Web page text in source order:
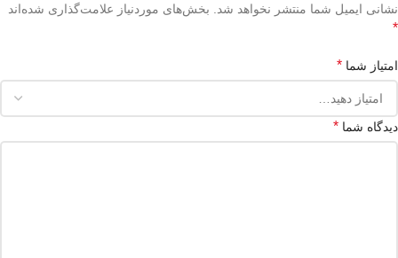
نشانی ایمیل شما منتشر نخواهد شد. بخش‌های موردنیاز علامت‌گذاری شده‌اند
*
امتیاز شما *
دیدگاه شما *